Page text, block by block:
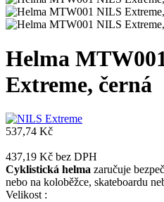
Helma
Extreme, černá
537,74 Kč
437,19 Kč bez DPH
Cyklistická helma zaručuje
nebo na koloběžce, skateboardu
Velikost :